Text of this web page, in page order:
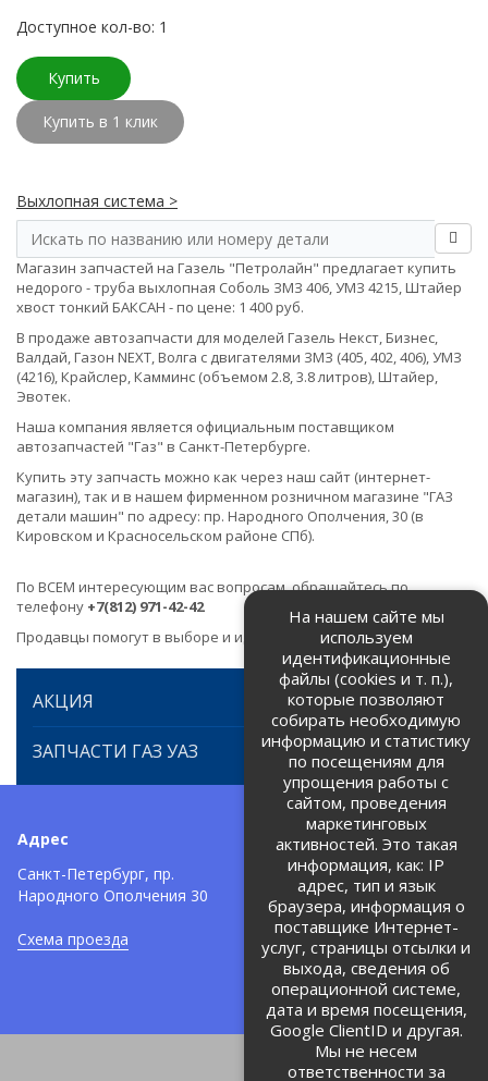
Доступное кол-во: 1
Купить
Купить в 1 клик
Выхлопная система >
Магазин запчастей на Газель "Петролайн" предлагает купить
недорого - труба выхлопная Соболь ЗМЗ 406, УМЗ 4215, Штайер
хвост тонкий БАКСАН - по цене: 1 400 руб.
В продаже автозапчасти для моделей Газель Некст, Бизнес,
Валдай, Газон NEXT, Волга с двигателями ЗМЗ (405, 402, 406), УМЗ
(4216), Крайслер, Камминс (объемом 2.8, 3.8 литров), Штайер,
Эвотек.
Наша компания является официальным поставщиком
автозапчастей "Газ" в Санкт-Петербурге.
Купить эту запчасть можно как через наш сайт (интернет-
магазин), так и в нашем фирменном розничном магазине "ГАЗ
детали машин" по адресу: пр. Народного Ополчения, 30 (в
Кировском и Красносельском районе СПб).
По ВСЕМ интересующим вас вопросам, обращайтесь по
телефону +7(812) 971-42-42
Продавцы помогут в выборе и идентификации товара.
АКЦИЯ
ЗАПЧАСТИ ГАЗ УАЗ
Адрес
Санкт-Петербург, пр.
Народного Ополчения 30
Схема проезда
Телефоны:
+7 (812) 971-42-42
Политика об обработке и
защите персональных данных
Соглашение на обработку
персональных данных
На нашем сайте мы
используем
идентификационные
файлы (cookies и т. п.),
которые позволяют
собирать необходимую
информацию и статистику
по посещениям для
упрощения работы с
сайтом, проведения
маркетинговых
активностей. Это такая
информация, как: IP
адрес, тип и язык
браузера, информация о
поставщике Интернет-
услуг, страницы отсылки и
выхода, сведения об
операционной системе,
дата и время посещения,
Google ClientID и другая.
Мы не несем
ответственности за